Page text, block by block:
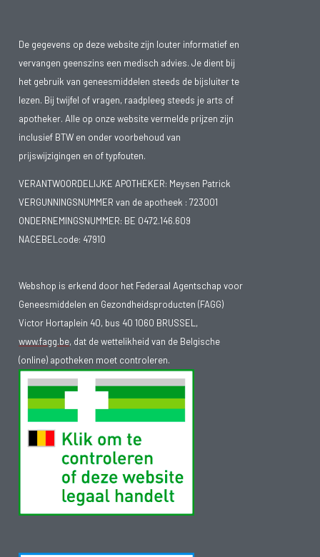
De gegevens op deze website zijn louter informatief en
vervangen geenszins een medisch advies. Je dient bij
het gebruik van geneesmiddelen steeds de bijsluiter te
lezen. Bij twijfel of vragen, raadpleeg steeds je arts of
apotheker. Alle op onze website vermelde prijzen zijn
inclusief BTW en onder voorbehoud van
prijswijzigingen en of typfouten.
VERANTWOORDELIJKE APOTHEKER: Meysen Patrick
VERGUNNINGSNUMMER van de apotheek : 723001
ONDERNEMINGSNUMMER: BE 0472.146.609
NACEBELcode: 47910
Webshop is erkend door het Federaal Agentschap voor
Geneesmiddelen en Gezondheidsproducten (FAGG)
Victor Hortaplein 40, bus 40 1060 BRUSSEL,
www.fagg.be, dat de wettelikheid van de Belgische
(online) apotheken moet controleren.